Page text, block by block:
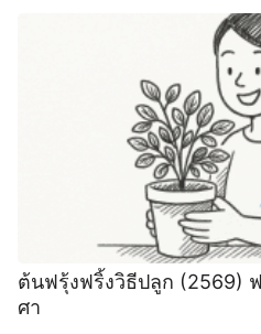
ต้นฟรุ้งฟริ้งวิธีปลูก (2569)
ศา